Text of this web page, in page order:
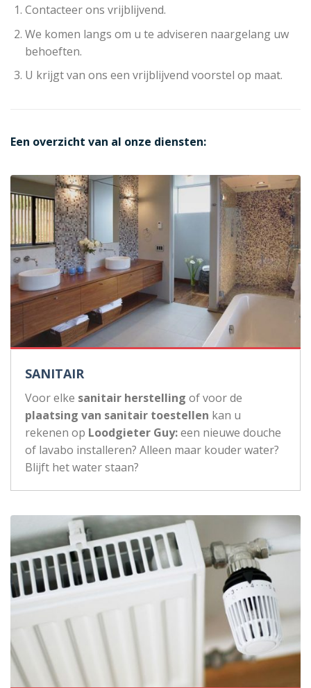
Contacteer ons vrijblijvend.
We komen langs om u te adviseren naargelang uw
behoeften.
U krijgt van ons een vrijblijvend voorstel op maat.
Een overzicht van al onze diensten:
SANITAIR
Voor elke sanitair herstelling of voor de
plaatsing van sanitair toestellen kan u
rekenen op Loodgieter Guy:een nieuwe douche
of lavabo installeren? Alleen maar kouder water?
Blijft het water staan?